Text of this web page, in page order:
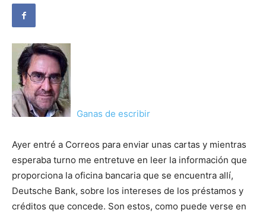
Ganas de escribir
Ayer entré a Correos para enviar unas cartas y mientras
esperaba turno me entretuve en leer la información que
proporciona la oficina bancaria que se encuentra allí,
Deutsche Bank, sobre los intereses de los préstamos y
créditos que concede. Son estos, como puede verse en